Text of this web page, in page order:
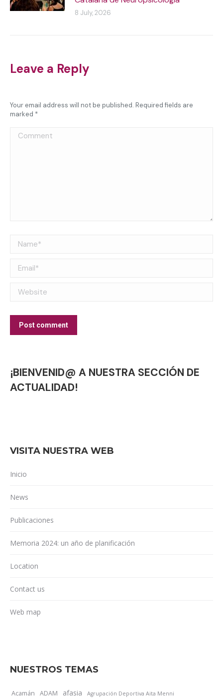
8 July, 2026
Leave a Reply
Your email address will not be published. Required fields are
marked *
Comment
Name *
Email *
Website
Post comment
¡BIENVENID@ A NUESTRA SECCIÓN DE
ACTUALIDAD!
VISITA NUESTRA WEB
Inicio
News
Publicaciones
Memoria 2024: un año de planificación
Location
Contact us
Web map
NUESTROS TEMAS
Acamán ADAM afasia Agrupación Deportiva Aita Menni